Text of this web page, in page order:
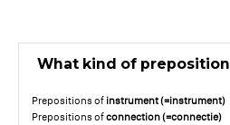
What kind of
Prepositions of instrument (=instrument)
Prepositions ofconnection (=connectie)